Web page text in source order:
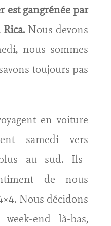
est gangrénée par
Nous devons
nous sommes
toujours pas
en voiture
samedi vers
au sud. Ils
de nous
Nous décidons
end là-bas,